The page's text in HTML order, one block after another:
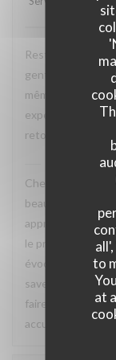
to
at
Restaurant tres
gentil et amable
même temps,
experience que
retournerai
La
Cher Emanuele,
beaucoup de
apprécié le
le
évocation d’une
saveurs reflète
faire vivre à nos
accueillir de